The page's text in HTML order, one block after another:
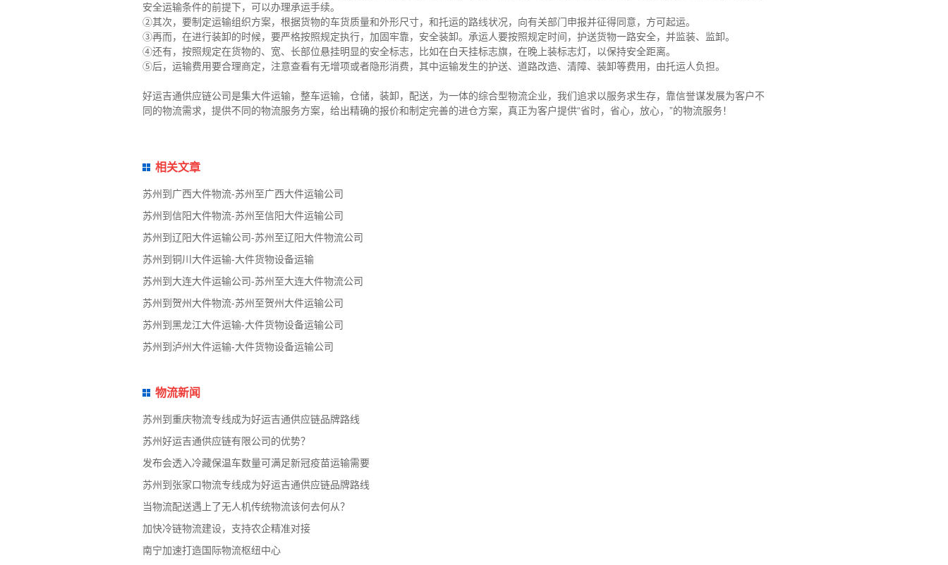
安全运输条件的前提下，可以办理承运手续。
②其次，要制定运输组织方案，根据货物的车货质量和外形尺寸，和托运的路线状况，向有关部门申报并征得同意，方可起运。
③再而，在进行装卸的时候，要严格按照规定执行，加固牢靠，安全装卸。承运人要按照规定时间，护送货物一路安全，并监装、监卸。
④还有，按照规定在货物的、宽、长部位悬挂明显的安全标志，比如在白天挂标志旗，在晚上装标志灯，以保持安全距离。
⑤后，运输费用要合理商定，注意查看有无增项或者隐形消费，其中运输发生的护送、道路改造、清障、装卸等费用，由托运人负担。
好运吉通供应链公司是集大件运输，整车运输，仓储，装卸，配送，为一体的综合型物流企业，我们追求以服务求生存，靠信誉谋发展为客户不
同的物流需求，提供不同的物流服务方案，给出精确的报价和制定完善的进仓方案，真正为客户提供“省时，省心，放心，”的物流服务！
相关文章
苏州到广西大件物流-苏州至广西大件运输公司
苏州到信阳大件物流-苏州至信阳大件运输公司
苏州到辽阳大件运输公司-苏州至辽阳大件物流公司
苏州到铜川大件运输-大件货物设备运输
苏州到大连大件运输公司-苏州至大连大件物流公司
苏州到贺州大件物流-苏州至贺州大件运输公司
苏州到黑龙江大件运输-大件货物设备运输公司
苏州到泸州大件运输-大件货物设备运输公司
物流新闻
苏州到重庆物流专线成为好运吉通供应链品牌路线
苏州好运吉通供应链有限公司的优势？
发布会透入冷藏保温车数量可满足新冠疫苗运输需要
苏州到张家口物流专线成为好运吉通供应链品牌路线
当物流配送遇上了无人机传统物流该何去何从？
加快冷链物流建设，支持农企精准对接
南宁加速打造国际物流枢纽中心